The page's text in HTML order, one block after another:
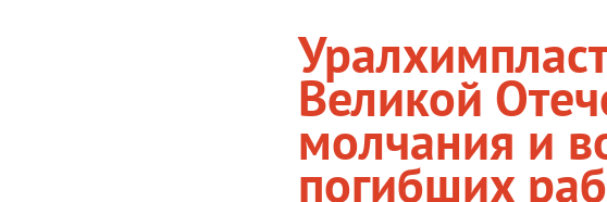
Великой
молчания и
погибших